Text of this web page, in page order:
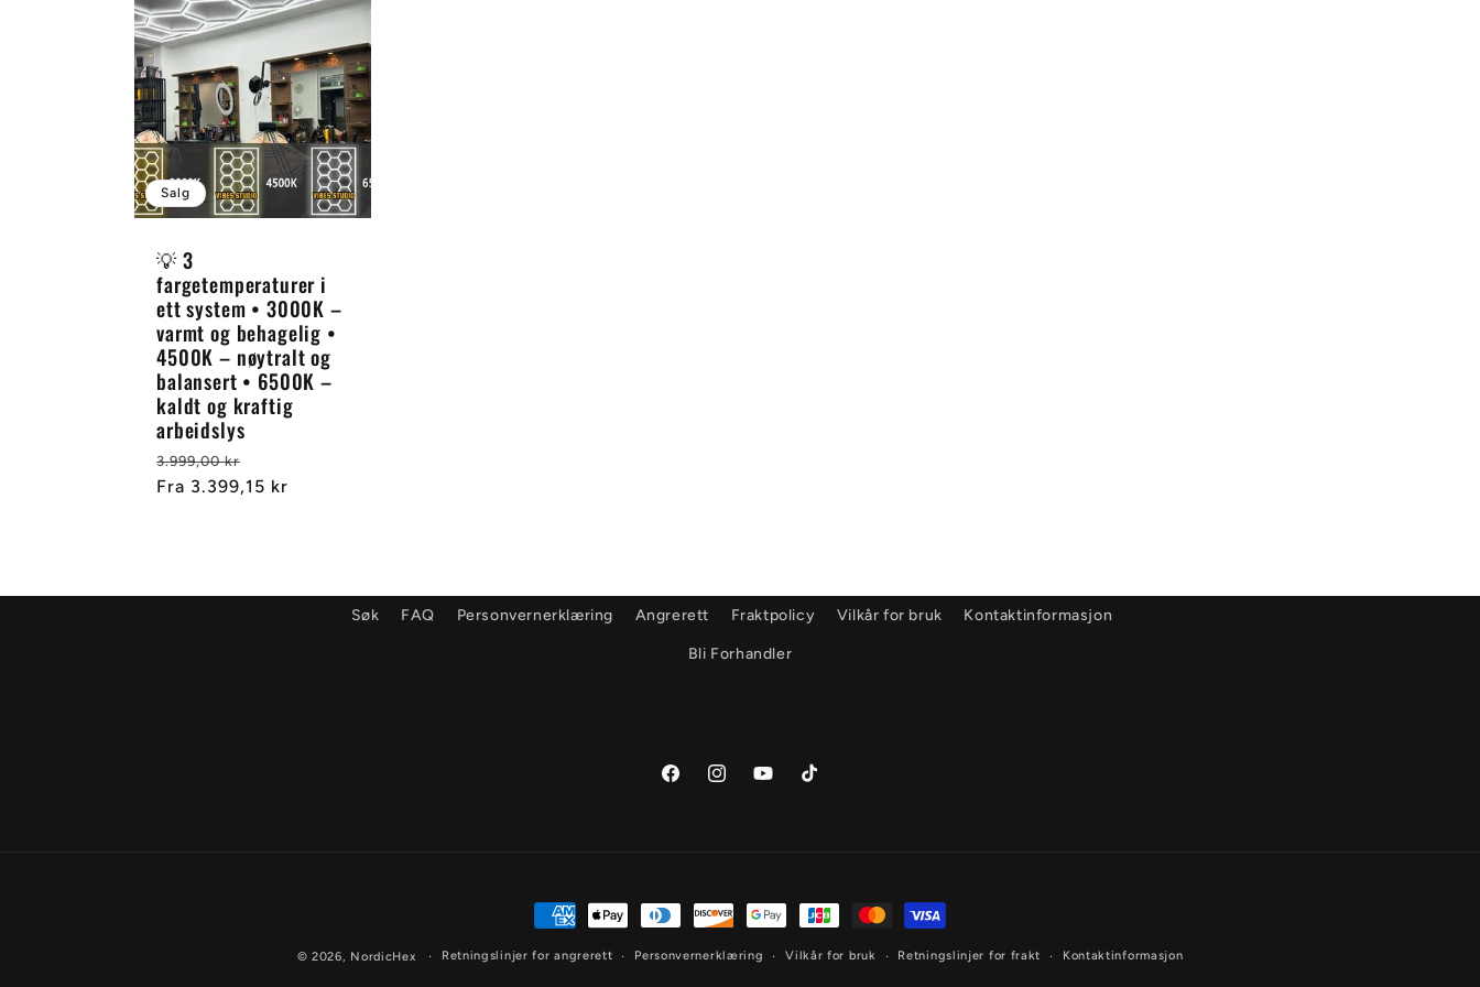
Salg
💡 3
fargetemperaturer i
ett system • 3000K –
varmt og behagelig •
4500K – nøytralt og
balansert • 6500K –
kaldt og kraftig
arbeidslys
Vanlig
pris
3.999,00 kr
Fra 3.399,15 kr
Søk FAQ Personvernerklæring Angrerett Fraktpolicy Vilkår for bruk Kontaktinformasjon
Bli Forhandler
FacebookInstagramYouTubeTikTok
Betalingsmåter
© 2026, NordicHex Retningslinjer for angrerett Personvernerklæring Vilkår for bruk Retningslinjer for frakt Kontaktinformasjon